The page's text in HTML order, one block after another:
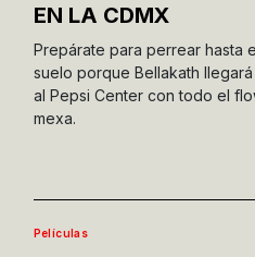
EN LA CDMX
Prepárate para perrear hasta
suelo porque Bellakath llegará
al Pepsi Center con todo el
mexa.
Películas